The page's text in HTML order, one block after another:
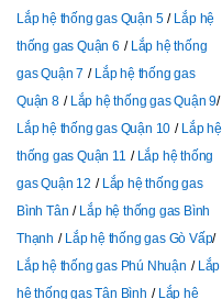
Lắp hệ thống gas Quận 5
Lắp hệ
thống gas Quận 6
Lắp hệ thống
gas Quận 7
Lắp hệ thống gas
Quận 8
Lắp hệ thống gas Quận 9
Lắp hệ thống gas Quận 10
Lắp hệ
thống gas Quận 11
Lắp hệ thống
gas Quận 12
Lắp hệ thống gas
Bình Tân
Lắp hệ thống gas Bình
Thạnh
Lắp hệ thống gas Gò Vấp
Lắp hệ thống gas Phú Nhuận
Lắp
hệ thống gas Tân Bình
Lắp hệ